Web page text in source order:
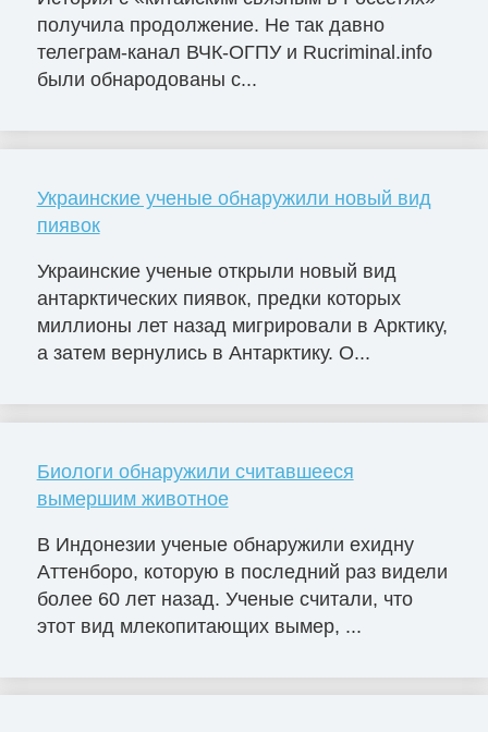
получила продолжение. Не так давно
телеграм-канал ВЧК-ОГПУ и Rucriminal.info
были обнародованы с...
Украинские ученые обнаружили новый вид
пиявок
Украинские ученые открыли новый вид
антарктических пиявок, предки которых
миллионы лет назад мигрировали в Арктику,
а затем вернулись в Антарктику. О...
Биологи обнаружили считавшееся
вымершим животное
В Индонезии ученые обнаружили ехидну
Аттенборо, которую в последний раз видели
более 60 лет назад. Ученые считали, что
этот вид млекопитающих вымер, ...